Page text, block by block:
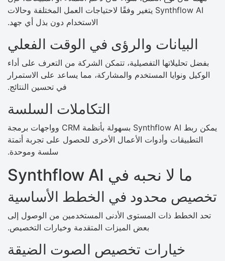
Synthflow AI يتغير وفقًا لاحتياجات العمل المختلفة وحالات
الاستخدام دون بذل أي جهد.
البيانات والرؤى في الوقت الفعلي
بفضل تحليلاتها التفصيلية، تتمكن الشركة من التعرف على أداء
الوكيل ونوايا المستخدم والمشاركة، مما يساعد على الاستمرار
في تحسين النتائج.
التكاملات السلسة
يمكن ربط Synthflow AI بسهولة بأنظمة CRM وواجهات برمجة
التطبيقات وأدوات الأعمال الأخرى للحصول على تجربة أتمتة
سلسة وموحدة.
ما لا نحبه في Synthflow AI
تخصيص محدود في الخطط الأساسية
تحد الخطط ذات المستوى الأدنى المستخدمين من الوصول إلى
بعض الميزات المتقدمة وخيارات التخصيص.
خيارات تخصيص الصوت الضيقة